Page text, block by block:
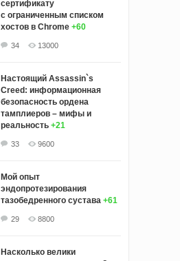
сертификату
с ограниченным списком
хостов в Chrome +60
34 13000
Настоящий Assassin`s
Creed: информационная
безопасность ордена
тамплиеров – мифы и
реальность +21
33 9600
Мой опыт
эндопротезирования
тазобедренного сустава +61
29 8800
Насколько велики